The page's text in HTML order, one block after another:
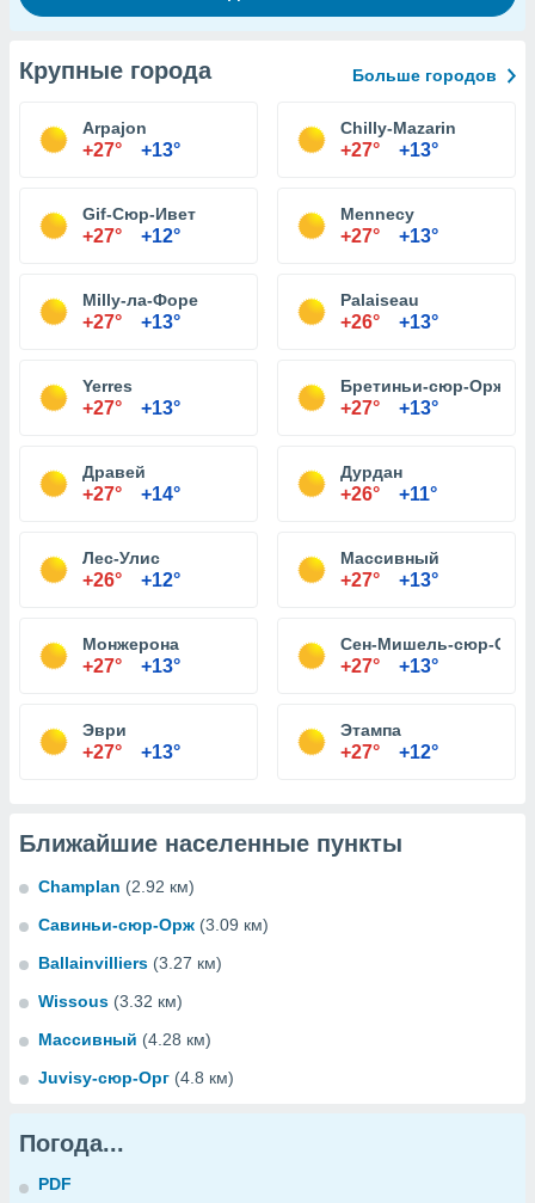
Крупные города Больше городов
Arpajon
+27° +13°
Chilly-Mazarin
+27° +13°
Gif-Сюр-Ивет
+27° +12°
Mennecy
+27° +13°
Milly-ла-Форе
+27° +13°
Palaiseau
+26° +13°
Yerres
+27° +13°
Бретиньи-сюр-Орж
+27° +13°
Дравей
+27° +14°
Дурдан
+26° +11°
Лес-Улис
+26° +12°
Массивный
+27° +13°
Монжерона
+27° +13°
Сен-Мишель-сюр-Орг
+27° +13°
Эври
+27° +13°
Этампа
+27° +12°
Ближайшие населенные пункты
Champlan (2.92 км)
Савиньи-сюр-Орж (3.09 км)
Ballainvilliers (3.27 км)
Wissous (3.32 км)
Массивный (4.28 км)
Juvisy-сюр-Орг (4.8 км)
Погода...
PDF